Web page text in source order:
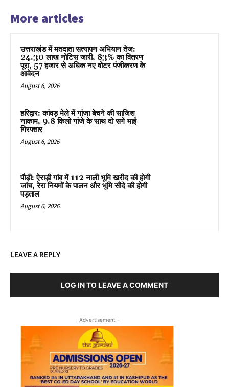
More articles
उत्तराखंड में मतदाता सत्यापन अभियान तेज:
24.30 लाख नोटिस जारी, 83% का वितरण
पूरा, 57 हजार से अधिक नए वोटर पंजीकरण के
आवेदन
August 6, 2026
हरिद्वार: कांवड़ मेले में गांजा बेचने की साजिश
नाकाम, 9.8 किलो गांजे के साथ दो सगे भाई
गिरफ्तार
August 6, 2026
पौड़ी: ऐराड़ी गांव में 112 नाली भूमि खरीद की होगी
जांच, रेरा नियमों के पालन और भूमि सौदे की होगी
पड़ताल
August 6, 2026
LEAVE A REPLY
LOG IN TO LEAVE A COMMENT
- Advertisement -